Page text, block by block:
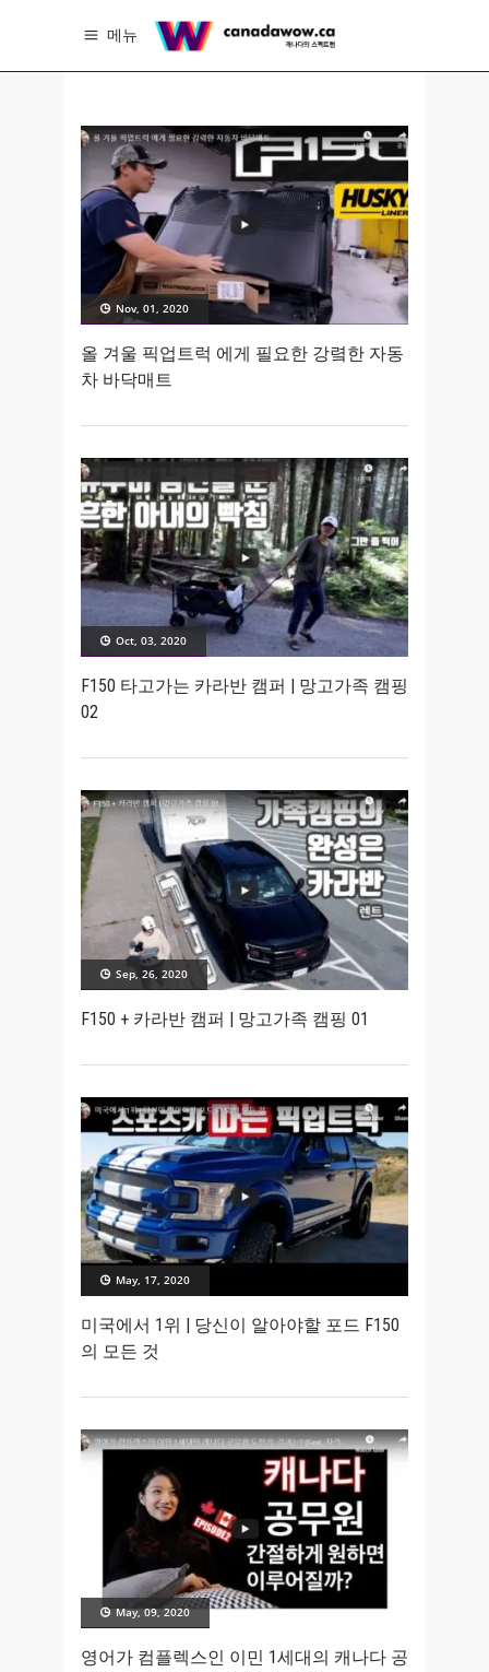
메뉴
Nov, 01, 2020
올 겨울 픽업트럭 에게 필요한 강렼한 자동
차 바닥매트
Oct, 03, 2020
F150 타고가는 카라반 캠퍼 | 망고가족 캠핑
02
Sep, 26, 2020
F150 + 카라반 캠퍼 | 망고가족 캠핑 01
May, 17, 2020
미국에서 1위 | 당신이 알아야할 포드 F150
의 모든 것
May, 09, 2020
영어가 컴플렉스인 이민 1세대의 캐나다 공